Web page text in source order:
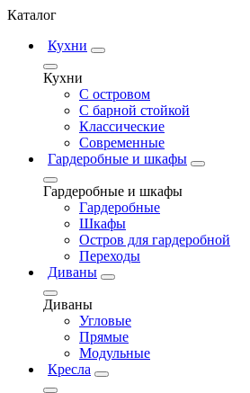
Каталог
Кухни
Кухни
С островом
С барной стойкой
Классические
Современные
Гардеробные и шкафы
Гардеробные и шкафы
Гардеробные
Шкафы
Остров для гардеробной
Переходы
Диваны
Диваны
Угловые
Прямые
Модульные
Кресла